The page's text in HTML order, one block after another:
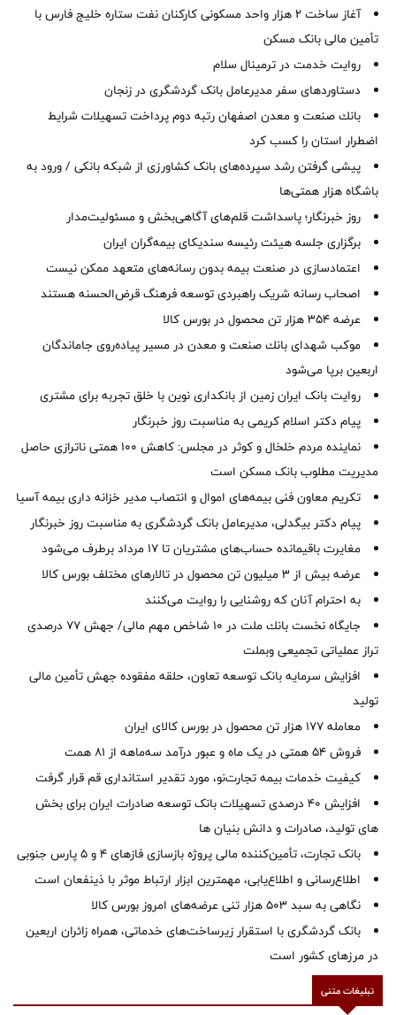
آغاز ساخت ۲ هزار واحد مسکونی کارکنان نفت ستاره خلیج فارس با
تأمین مالی بانک مسکن
روایت خدمت در ترمینال سلام
دستاوردهای سفر مدیرعامل بانک گردشگری در زنجان
بانك صنعت و معدن اصفهان رتبه دوم پرداخت تسهیلات شرایط
اضطرار استان را كسب كرد
پیشی گرفتن رشد سپرده‌های بانک کشاورزی از شبکه بانکی / ورود به
باشگاه هزار همتی‌ها
روز خبرنگار؛ پاسداشت قلم‌های آگاهی‌بخش و مسئولیت‌مدار
برگزاری جلسه هیئت رئیسه سندیکای بیمه‌گران ایران
اعتمادسازی در صنعت بیمه بدون رسانه‌های متعهد ممکن نیست
اصحاب رسانه شریک راهبردی توسعه فرهنگ قرض‌الحسنه هستند
عرضه ۳۵۴ هزار تن محصول در بورس کالا
موكب شهدای بانك صنعت و معدن در مسیر پیاده‌روی جاماندگان
اربعین برپا می‌شود
روایت بانک ایران زمین از بانکداری نوین با خلق تجربه برای مشتری
پیام دکتر اسلام کریمی به مناسبت روز خبرنگار
نماینده مردم خلخال و کوثر در مجلس: کاهش ۱۰۰ همتی ناترازی حاصل
مدیریت مطلوب بانک مسکن است
تکریم معاون فنی بیمه‌های اموال و انتصاب مدیر خزانه داری بیمه آسیا
پیام دکتر بیگدلی، مدیرعامل بانک گردشگری به مناسبت روز خبرنگار
مغایرت‌ باقیمانده حساب‌های مشتریان تا ۱۷ مرداد برطرف می‌شود
عرضه بیش از ۳ میلیون تن محصول در تالارهای مختلف بورس کالا
به احترام آنان که روشنایی را روایت می‌کنند
جایگاه نخست بانك ملت در 10 شاخص مهم مالی/ جهش 77 درصدی
تراز عملیاتی تجمیعی وبملت
افزایش سرمایه بانک توسعه تعاون، حلقه مفقوده جهش تأمین مالی
تولید
معامله ۱۷۷ هزار تن محصول در بورس کالای ایران
فروش 54 همتی در یک ماه و عبور درآمد سه‌ماهه از 81 همت
کیفیت خدمات بیمه تجارت‌نو، مورد تقدیر استانداری قم قرار گرفت
افزایش 40 درصدی تسهیلات بانک توسعه صادرات ایران برای بخش
های تولید، صادرات و دانش بنیان ها
بانک تجارت، تأمین‌کننده مالی پروژه بازسازی فازهای ۴ و ۵ پارس جنوبی
اطلاع‌رسانی و اطلاع‌یابی، مهمترین ابزار ارتباط موثر با ذینفعان است
نگاهی به سبد ۵۰۳ هزار تنی عرضه‌های امروز بورس کالا
بانک گردشگری با استقرار زیرساخت‌های خدماتی، همراه زائران اربعین
در مرزهای کشور است
تبلیغات متنی